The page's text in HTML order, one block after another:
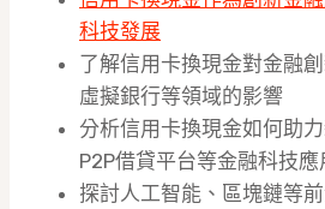
科技發展
了解信用卡換現金對金融
虛擬銀行等領域的影響
分析信用卡換現金如何助
P2P借貸平台等金融科技應
探討人工智能、區塊鏈等